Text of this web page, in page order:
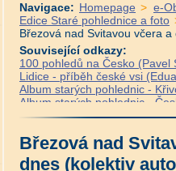
Navigace: Homepage > e-
Edice Staré pohlednice a foto
Březová nad Svitavou včera
Související odkazy:
100 pohledů na Česko (Pavel
Lidice - příběh české vsi
Album starých pohlednic -
Album starých pohlednic -
Album starých pohlednic -
Album starých pohlednic
Album starých pohlednic
Březová nad
dnes (kolektiv